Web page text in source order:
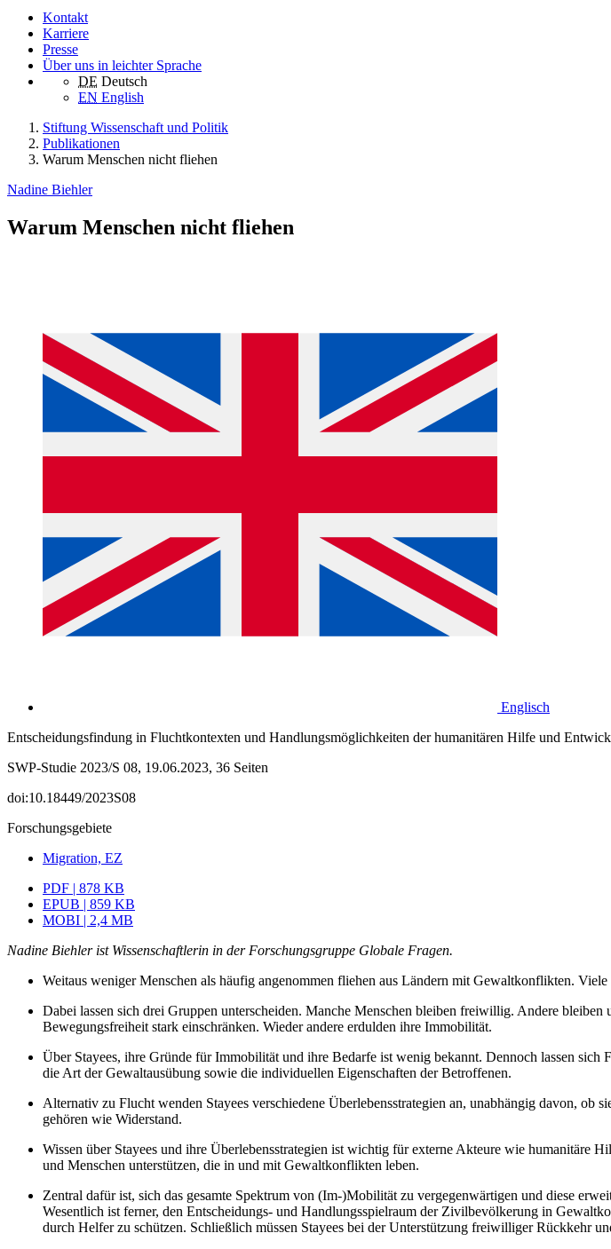
Kontakt
Karriere
Presse
Über uns in leichter Sprache
DE Deutsch
EN English
Stiftung Wissenschaft und Politik
Publikationen
Warum Menschen nicht fliehen
Nadine Biehler
Warum Menschen nicht fliehen
Englisch
Entscheidungsfindung in Fluchtkontexten und Handlungsmöglichkeiten der humanitären Hilfe und
SWP-Studie 2023/S 08, 19.06.2023, 36 Seiten
doi:10.18449/2023S08
Forschungsgebiete
Migration, EZ
PDF | 878 KB
EPUB | 859 KB
MOBI | 2,4 MB
Nadine Biehler ist Wissenschaftlerin in der Forschungsgruppe Globale Fragen.
Weitaus weniger Menschen als häufig angenommen fliehen aus Ländern mit Gewaltkonflikten.
Dabei lassen sich drei Gruppen unterscheiden. Manche Menschen bleiben freiwillig. Andere
Bewegungsfreiheit stark einschränken. Wieder andere erdulden ihre Immobilität.
Über Stayees, ihre Gründe für Immobilität und ihre Bedarfe ist wenig bekannt. Dennoch lassen
die Art der Gewaltausübung sowie die individuellen Eigenschaften der Betroffenen.
Alternativ zu Flucht wenden Stayees verschiedene Überlebensstrategien an, unabhängig davon,
gehören wie Widerstand.
Wissen über Stayees und ihre Überlebensstrategien ist wichtig für externe Akteure wie humanitäre
und Menschen unterstützen, die in und mit Gewaltkonflikten leben.
Zentral dafür ist, sich das gesamte Spektrum von (Im-)Mobilität zu vergegenwärtigen und diese
Wesentlich ist ferner, den Entscheidungs- und Handlungsspielraum der Zivilbevölkerung in
durch Helfer zu schützen. Schließlich müssen Stayees bei der Unterstützung freiwilliger Rückkehr